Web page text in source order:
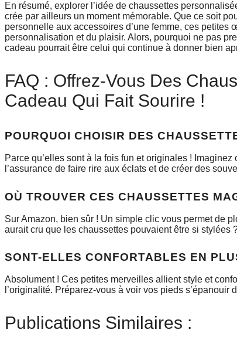
En résumé, explorer l’idée de chaussettes
crée par ailleurs un moment mémorable. Que ce soit
personnelle aux accessoires d’une femme, ces petites
personnalisation et du plaisir. Alors, pourquoi ne pas
cadeau pourrait être celui qui continue à donner bien
FAQ : Offrez-Vous Des
Cadeau Qui Fait Sourire !
POURQUOI CHOISIR DES
Parce qu’elles sont à la fois fun et originales !
l’assurance de faire rire aux éclats et de créer des
OÙ TROUVER CES CHAUSSETTES
Sur Amazon, bien sûr ! Un simple clic vous permet de
aurait cru que les chaussettes pouvaient être si stylées
SONT-ELLES CONFORTABLES EN
Absolument ! Ces petites merveilles allient style et
l’originalité. Préparez-vous à voir vos pieds
Publications Similaires :